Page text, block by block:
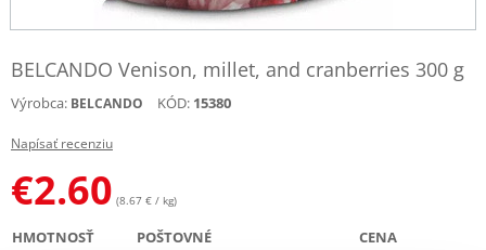
BELCANDO Venison, millet, and cranberries 300 g
Výrobca: BELCANDO KÓD: 15380
Napísať recenziu
€2.60 (8.67 € / kg)
HMOTNOSŤ POŠTOVNÉ CENA